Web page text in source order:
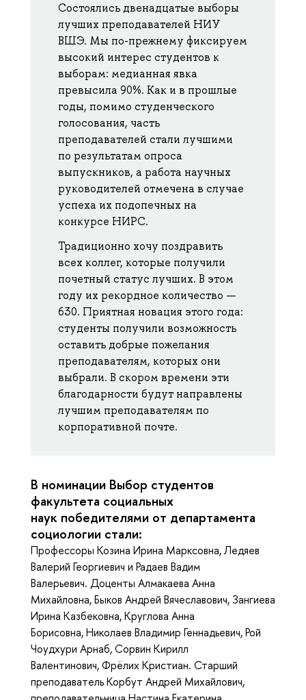
Состоялись двенадцатые выборы
лучших преподавателей НИУ
ВШЭ. Мы по-прежнему фиксируем
высокий интерес студентов к
выборам: медианная явка
превысила 90%. Как и в прошлые
годы, помимо студенческого
голосования, часть
преподавателей стали лучшими
по результатам опроса
выпускников, а работа научных
руководителей отмечена в случае
успеха их подопечных на
конкурсе НИРС.
Традиционно хочу поздравить
всех коллег, которые получили
почетный статус лучших. В этом
году их рекордное количество —
630. Приятная новация этого года:
студенты получили возможность
оставить добрые пожелания
преподавателям, которых они
выбрали. В скором времени эти
благодарности будут направлены
лучшим преподавателям по
корпоративной почте.
В номинации Выбор студентов
факультета социальных
наук победителями от департамента
социологии стали:
Профессоры Козина Ирина Марксовна, Ледяев
Валерий Георгиевич и Радаев Вадим
Валерьевич. Доценты Алмакаева Анна
Михайловна, Быков Андрей Вячеславович, Зангиева
Ирина Казбековна, Круглова Анна
Борисовна, Николаев Владимир Геннадьевич, Рой
Чоудхури Арнаб, Сорвин Кирилл
Валентинович, Фрёлих Кристиан. Старший
преподаватель Корбут Андрей Михайлович,